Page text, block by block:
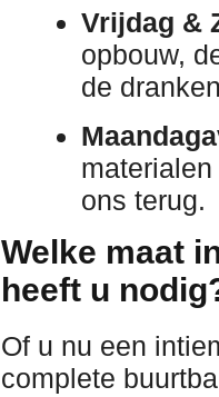
Vrijdag &
opbouw,
de
ons terug.
Welke maat
heeft u
Of u nu een
complete